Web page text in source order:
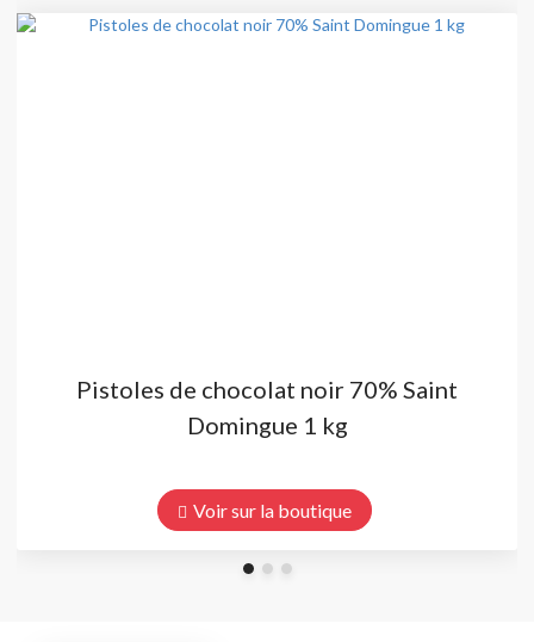
Pistoles de chocolat noir 70% Saint
Domingue 1 kg
Voir sur la boutique